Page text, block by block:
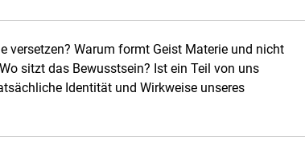
versetzen? Warum formt Geist Materie und nicht
sitzt das Bewusstsein? Ist ein Teil von uns
Identität und Wirkweise unseres